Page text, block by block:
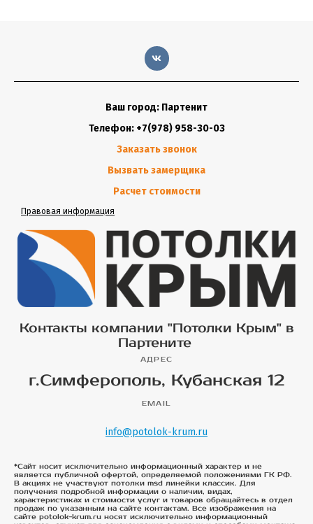
Ваш город: Партенит
Телефон: +7(978) 958-30-03
Заказать звонок
Вызвать замерщика
Расчет стоимости
Правовая информация
Контакты компании "Потолки Крым" в
Партените
АДРЕС
г.Симферополь, Кубанская 12
EMAIL
info@potolok-krum.ru
*Сайт носит исключительно информационный характер и не
является публичной офертой, определяемой положениями ГК РФ.
В акциях не участвуют потолки msd линейки классик. Для
получения подробной информации о наличии, видах,
характеристиках и стоимости услуг и товаров обращайтесь в отдел
продаж по указанным на сайте контактам. Все изображения на
сайте potolok-krum.ru носят исключительно информационный